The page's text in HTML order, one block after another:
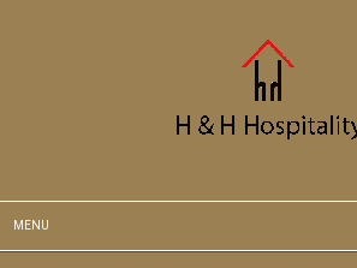
MENU